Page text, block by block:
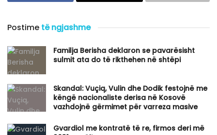
Postime të ngjashme
Familja Berisha deklaron se pavarësisht
sulmit ata do të rikthehen në shtëpi
Skandal: Vuçiq, Vulin dhe Dodik festojnë me
këngë nacionaliste derisa në Kosovë
vazhdojnë gërmimet për varreza masive
Gvardiol me kontratë të re, firmos deri më